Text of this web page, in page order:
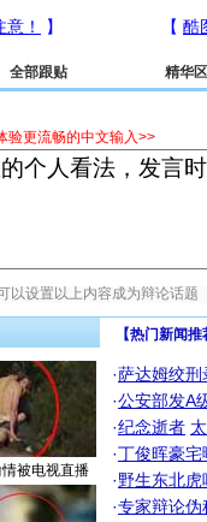
全部跟贴 精华区
验更流畅的中文输入>>
被电视直播
【热门新闻
·萨达姆绞刑
·公安部发A
·纪念逝者
·丁俊晖豪
·野生东北
·专家辩论伪